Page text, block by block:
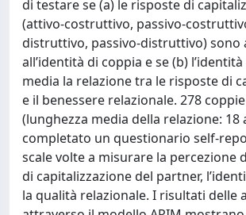
di testare se (a) le risposte di
(attivo-costruttivo, passivo-
distruttivo, passivo-distruttivo) sono
all’identità di coppia e se (b)
media la relazione tra le risposte di
e il benessere relazionale. 278
(lunghezza media della relazione: 18
completato un questionario self-
scale volte a misurare la percezione
di capitalizzazione del partner,
la qualità relazionale. I risultati delle